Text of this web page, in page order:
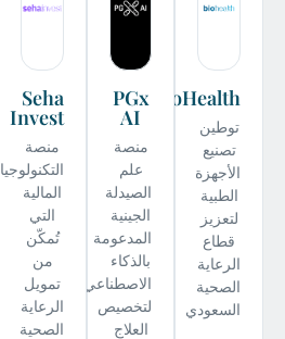
BioHealth
توطين
تصنيع
الأجهزة
الطبية
لتعزيز
قطاع
الرعاية
الصحية
السعودي
PGx
AI
منصة
علم
الصيدلة
الجينية
المدعومة
بالذكاء
الاصطناعي
لتخصيص
العلاج
Seha
Invest
منصة
التكنولوجيا
المالية
التي
تُمكّن
من
تمويل
الرعاية
الصحية